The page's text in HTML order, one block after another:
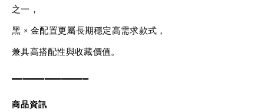
之一，
黑 × 金配置更屬長期穩定高需求款式，
兼具高搭配性與收藏價值。
━━━━━━━━━━━━━━
商品資訊